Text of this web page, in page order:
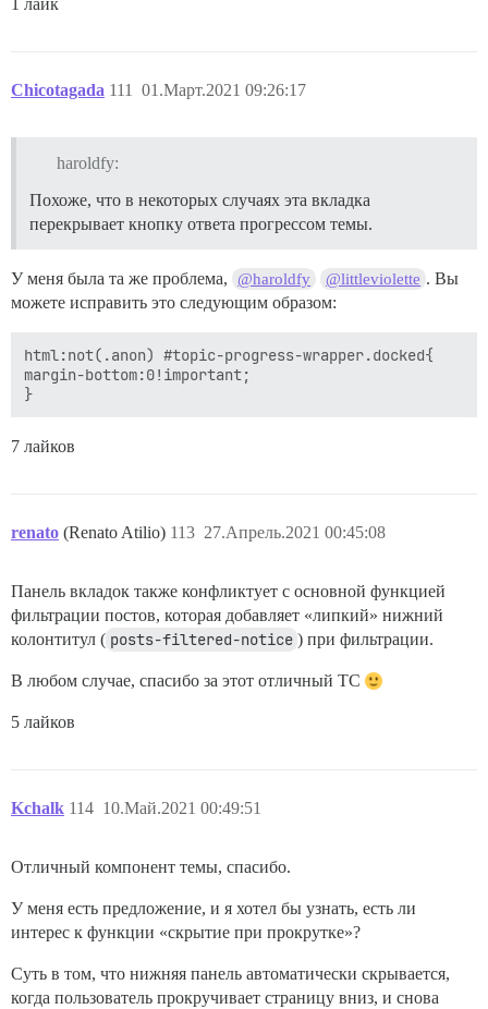
1 лайк
Chicotagada 01.Март.2021 09:26:17
111
haroldfy:
Похоже, что в некоторых случаях эта вкладка
перекрывает кнопку ответа прогрессом темы.
У меня была та же проблема, @haroldfy @littleviolette . Вы
можете исправить это следующим образом:
html:not(.anon) #topic-progress-wrapper.docked{
margin-bottom:0!important;
7 лайков
renato (Renato Atilio) 27.Апрель.2021 00:45:08
113
Панель вкладок также конфликтует с основной функцией
фильтрации постов, которая добавляет «липкий» нижний
колонтитул ( posts-filtered-notice ) при фильтрации.
В любом случае, спасибо за этот отличный TC
5 лайков
Kchalk 10.Май.2021 00:49:51
114
Отличный компонент темы, спасибо.
У меня есть предложение, и я хотел бы узнать, есть ли
интерес к функции «скрытие при прокрутке»?
Суть в том, что нижняя панель автоматически скрывается,
когда пользователь прокручивает страницу вниз, и снова